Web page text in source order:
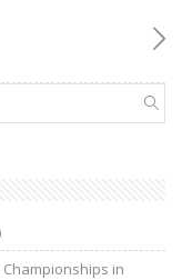
Championships in